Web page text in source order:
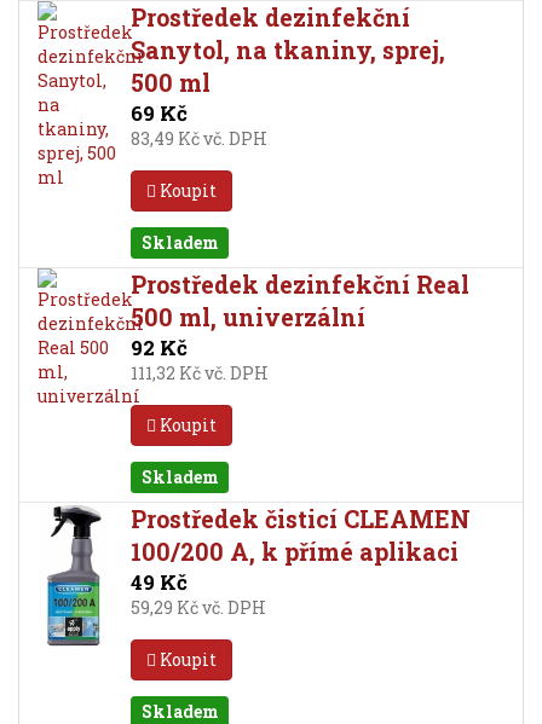
Prostředek dezinfekční
Sanytol, na tkaniny, sprej,
500 ml
69 Kč
83,49 Kč vč. DPH
Koupit
Skladem
Prostředek dezinfekční Real
500 ml, univerzální
92 Kč
111,32 Kč vč. DPH
Koupit
Skladem
Prostředek čisticí CLEAMEN
100/200 A, k přímé aplikaci
49 Kč
59,29 Kč vč. DPH
Koupit
Skladem